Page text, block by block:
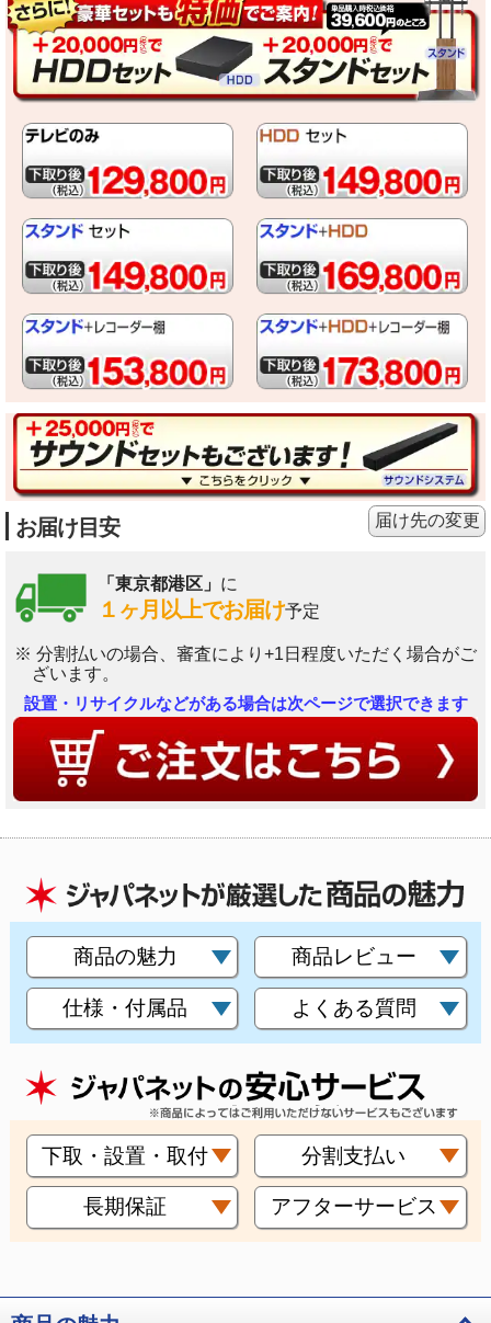
お届け目安
「東京都港区」 に
１ヶ月以上でお届け予定
※ 分割払いの場合、審査により+1日程度いただく場合がご
ざいます。
届け先の変更
設置・リサイクルなどがある場合は次ページで選択できます
商品の魅力 商品レビュー
仕様・付属品 よくある質問
下取・設置・取付 分割支払い
長期保証 アフターサービス